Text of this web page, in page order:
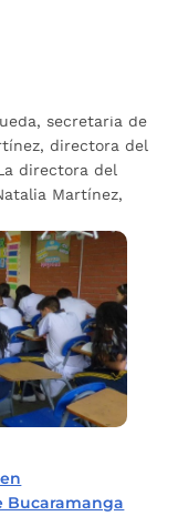
105
lidera dicho
secretaria de
directora del
directora del
Martínez,
Bucaramanga